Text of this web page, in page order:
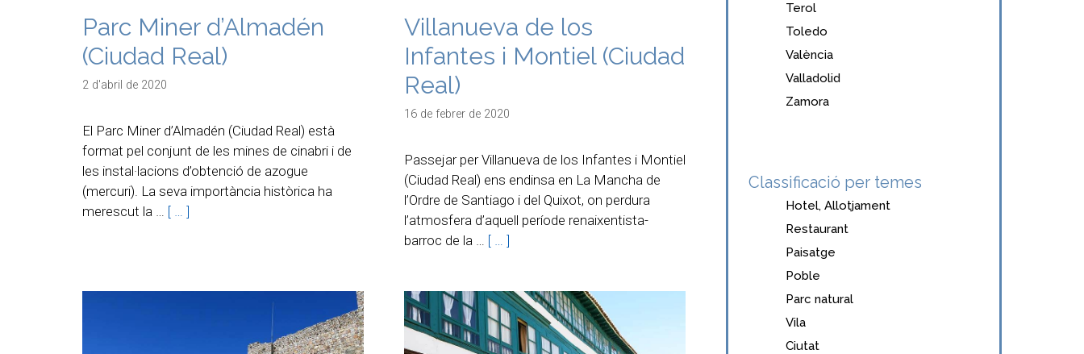
Parc Miner d’Almadén
(Ciudad Real)
2 d'abril de 2020
El Parc Miner d’Almadén (Ciudad Real) està
format pel conjunt de les mines de cinabri i de
les instal·lacions d’obtenció de azogue
(mercuri). La seva importància històrica ha
merescut la … [ … ]
Villanueva de los
Infantes i Montiel (Ciudad
Real)
16 de febrer de 2020
Passejar per Villanueva de los Infantes i Montiel
(Ciudad Real) ens endinsa en La Mancha de
l’Ordre de Santiago i del Quixot, on perdura
l’atmosfera d’aquell període renaixentista-
barroc de la … [ … ]
Terol
Toledo
València
Valladolid
Zamora
Classificació per temes
Hotel, Allotjament
Restaurant
Paisatge
Poble
Parc natural
Vila
Ciutat